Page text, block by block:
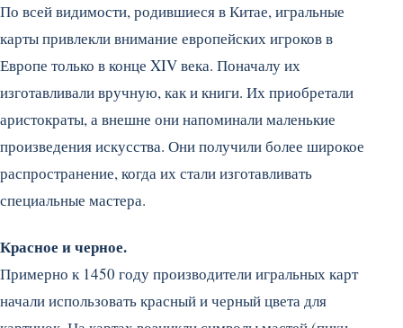
По всей видимости, родившиеся в Китае, игральные
карты привлекли внимание европейских игроков в
Европе только в конце XIV века. Поначалу их
изготавливали вручную, как и книги. Их приобретали
аристократы, а внешне они напоминали маленькие
произведения искусства. Они получили более широкое
распространение, когда их стали изготавливать
специальные мастера.
Красное и черное.
Примерно к 1450 году производители игральных карт
начали использовать красный и черный цвета для